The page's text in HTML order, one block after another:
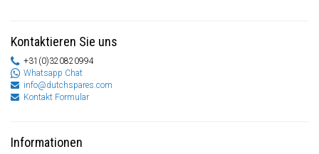
Kontaktieren Sie uns
+31(0)320820994
Whatsapp Chat
info@dutchspares.com
Kontakt Formular
Informationen